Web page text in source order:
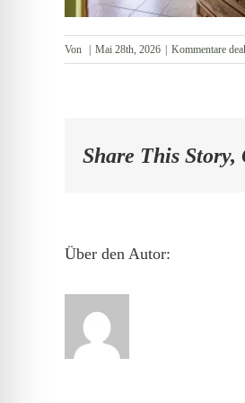
Von | Mai 28th, 2026 | Kommentare
Share This
Über den Autor: